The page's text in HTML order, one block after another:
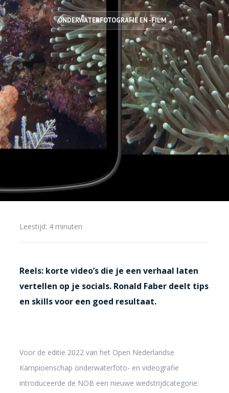
ONDERWATERFOTOGRAFIE EN -FILM
Leestijd: 4 minuten
Reels: korte video’s die je een verhaal laten
vertellen op je socials. Ronald Faber deelt tips
en skills voor een goed resultaat.
Voor de editie 2022 van het Open Nederlandse
Kampioenschap onderwaterfoto- en videografie
introduceerde de NOB een nieuwe wedstrijdcategorie: